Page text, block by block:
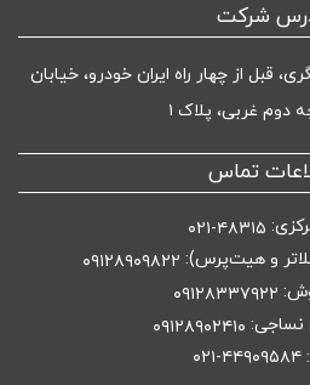
شرکت
۱۳ بزرگراه لشگری، قبل از چهار راه ایران خودرو، خیابان
دوم غربی، پلاک ۱
تماس
۴۸۳۱۵-۰۲۱
و هیت‌پرس): ۰۹۱۲۸۹۰۹۸۲۲
۰۹۱۲۸۳۳۷۹۲۲
نساجی: ۰۹۱۲۸۹۰۲۴۱۰